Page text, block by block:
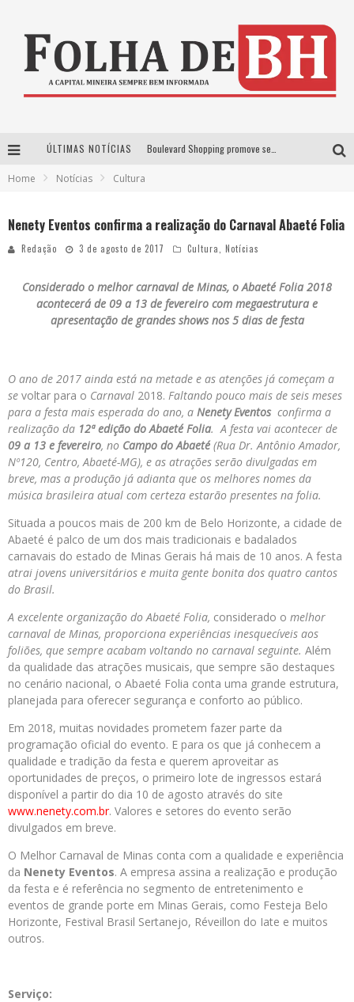
ÚLTIMAS NOTÍCIAS
Home Notícias Cultura
Nenety Eventos confirma a realização do Carnaval Abaeté Folia
Redação 3 de agosto de 2017 Cultura Notícias
Considerado o melhor carnaval de Minas, o Abaeté Folia 2018
acontecerá de 09 a 13 de fevereiro com megaestrutura e
apresentação de grandes shows nos 5 dias de festa
O ano de 2017 ainda está na metade e as atenções já começam a
se voltar para o Carnaval 2018. Faltando pouco mais de seis meses
para a festa mais esperada do ano, a Nenety Eventosconfirma a
realização da 12ª edição do Abaeté Folia. A festa vai acontecer de
09 a 13 e fevereiro, no Campo do Abaeté(Rua Dr. Antônio Amador,
Nº120, Centro, Abaeté-MG), e as atrações serão divulgadas em
breve, mas a produção já adianta que os melhores nomes da
música brasileira atual com certeza estarão presentes na folia.
Situada a poucos mais de 200 km de Belo Horizonte, a cidade de
Abaeté é palco de um dos mais tradicionais e badalados
carnavais do estado de Minas Gerais há mais de 10 anos. A festa
atrai jovens universitários e muita gente bonita dos quatro cantos
do Brasil.
A excelente organização do Abaeté Folia, considerado o melhor
carnaval de Minas, proporciona experiências inesquecíveis aos
foliões, que sempre acabam voltando no carnaval seguinte. Além
da qualidade das atrações musicais, que sempre são destaques
no cenário nacional, o Abaeté Folia conta uma grande estrutura,
planejada para oferecer segurança e conforto ao público.
Em 2018, muitas novidades prometem fazer parte da
programação oficial do evento. E para os que já conhecem a
qualidade e tradição da festa e querem aproveitar as
oportunidades de preços, o primeiro lote de ingressos estará
disponível a partir do dia 10 de agosto através do site
www.nenety.com.br. Valores e setores do evento serão
divulgados em breve.
O Melhor Carnaval de Minas conta com a qualidade e experiência
da Nenety Eventos. A empresa assina a realização e produção
da festa e é referência no segmento de entretenimento e
eventos de grande porte em Minas Gerais, como Festeja Belo
Horizonte, Festival Brasil Sertanejo, Réveillon do Iate e muitos
outros.
Serviço: